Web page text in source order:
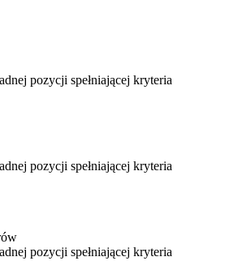
pozycji spełniającej kryteria
pozycji spełniającej kryteria
pozycji spełniającej kryteria